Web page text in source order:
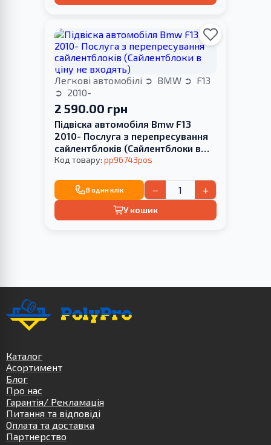
Легкові автомобілі BMW
F13
2010-
2 590.00 грн
Підвіска автомобіля Bmw F13
2010- Послуга з перепресування
сайлентблоків (Сайлентблоки в
ціну не входять)
Код товару: pp96743pos
В один клік − +
У кошик
Каталог
Асортимент
Блог
Про нас
Гарантія/ Рекламація
Питання та відповіді
Оплата та доставка
Партнерство